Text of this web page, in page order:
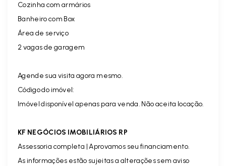
Cozinha com armários
Banheiro com Box
Área de serviço
2 vagas de garagem
Agende sua visita agora mesmo.
Código do imóvel:
Imóvel disponível apenas para venda. Não aceita locação.
KF NEGÓCIOS IMOBILIÁRIOS RP
Assessoria completa | Aprovamos seu financiamento.
As informações estão sujeitas a alterações sem aviso